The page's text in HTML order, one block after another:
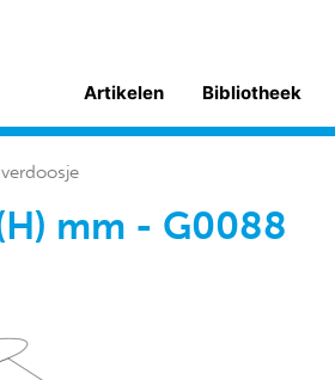
Artikelen Bibliotheek
mm - G0088